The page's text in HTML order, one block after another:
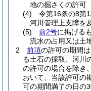
地の掘さくの許
(4)
令第16条の8第
河川管理上支障を
(5)
前2号に掲げる
流水の占用又は
2
前項の許可の期間
る土石の採取、河川
の許可の場合を除き
おいて、当該許可の
可の期間満了の日の